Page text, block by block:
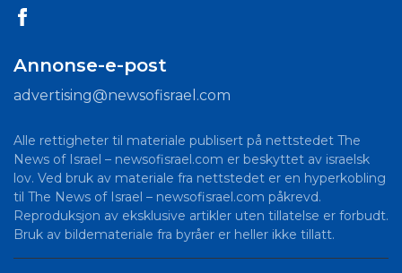
Annonse-e-post
advertising@newsofisrael.com
Alle rettigheter til materiale publisert på nettstedet The
News of Israel – newsofisrael.com er beskyttet av israelsk
lov. Ved bruk av materiale fra nettstedet er en hyperkobling
til The News of Israel – newsofisrael.com påkrevd.
Reproduksjon av eksklusive artikler uten tillatelse er forbudt.
Bruk av bildemateriale fra byråer er heller ikke tillatt.